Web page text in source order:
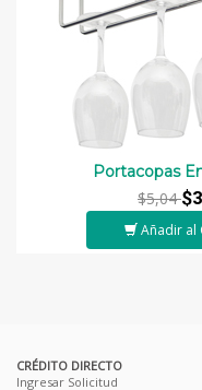
Portacopas
$5,04
Añadir al
CRÉDITO DIRECTO
Ingresar Solicitud